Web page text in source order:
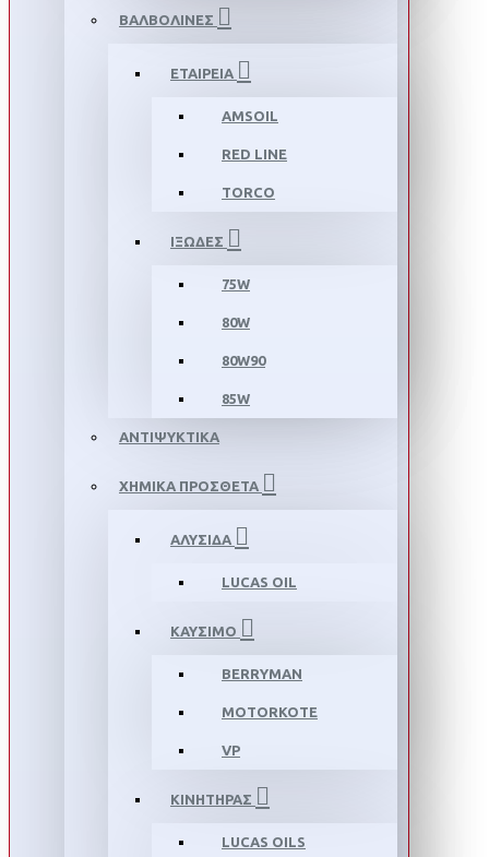
ΒΑΛΒΟΛΙΝΕΣ
ΕΤΑΙΡΕΙΑ
AMSOIL
RED LINE
TORCO
ΙΞΩΔΕΣ
75W
80W
80W90
85W
ΑΝΤΙΨΥΚΤΙΚΑ
ΧΗΜΙΚΑ ΠΡΟΣΘΕΤΑ
ΑΛΥΣΙΔΑ
LUCAS OIL
ΚΑΥΣΙΜΟ
BERRYMAN
MOTORKOTE
VP
ΚΙΝΗΤΗΡΑΣ
LUCAS OILS